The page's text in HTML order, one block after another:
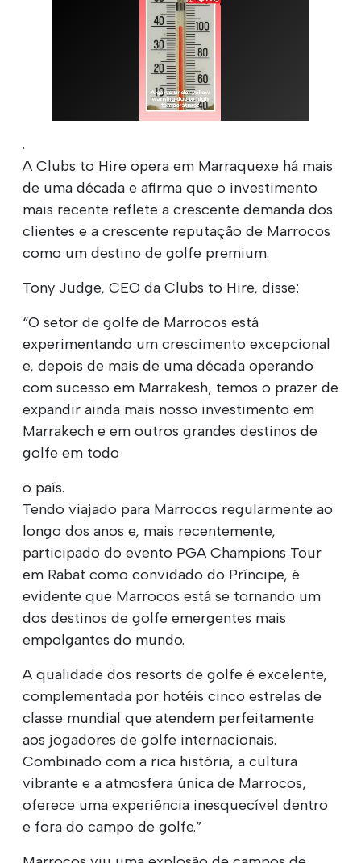
.
A Clubs to Hire opera em Marraquexe há mais
de uma década e afirma que o investimento
mais recente reflete a crescente demanda dos
clientes e a crescente reputação de Marrocos
como um destino de golfe premium.
Tony Judge, CEO da Clubs to Hire, disse:
“O setor de golfe de Marrocos está
experimentando um crescimento excepcional
e, depois de mais de uma década operando
com sucesso em Marrakesh, temos o prazer de
expandir ainda mais nosso investimento em
Marrakech e em outros grandes destinos de
golfe em todo
o país.
Tendo viajado para Marrocos regularmente ao
longo dos anos e, mais recentemente,
participado do evento PGA Champions Tour
em Rabat como convidado do Príncipe, é
evidente que Marrocos está se tornando um
dos destinos de golfe emergentes mais
empolgantes do mundo.
A qualidade dos resorts de golfe é excelente,
complementada por hotéis cinco estrelas de
classe mundial que atendem perfeitamente
aos jogadores de golfe internacionais.
Combinado com a rica história, a cultura
vibrante e a atmosfera única de Marrocos,
oferece uma experiência inesquecível dentro
e fora do campo de golfe.”